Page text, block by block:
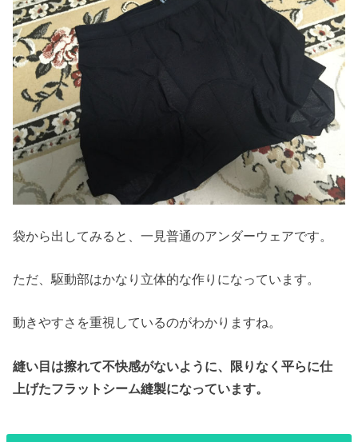
袋から出してみると、一見普通のアンダーウェアです。
ただ、駆動部はかなり立体的な作りになっています。
動きやすさを重視しているのがわかりますね。
縫い目は擦れて不快感がないように、限りなく平らに仕
上げたフラットシーム縫製になっています。